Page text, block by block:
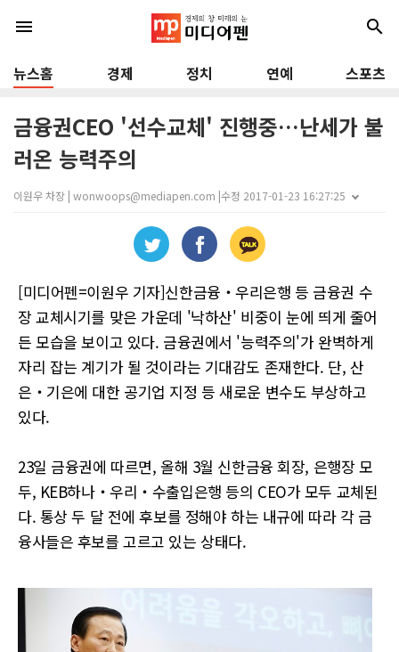
menu search
뉴스홈 경제 정치 연예 스포츠
금융권CEO '선수교체' 진행중…난세가 불
러온 능력주의
이원우 차장 | wonwoops@mediapen.com |수정 2017-01-23 16:27:25
[미디어펜=이원우 기자]신한금융‧우리은행 등 금융권 수
장 교체시기를 맞은 가운데 '낙하산' 비중이 눈에 띄게 줄어
든 모습을 보이고 있다. 금융권에서 '능력주의'가 완벽하게
자리 잡는 계기가 될 것이라는 기대감도 존재한다. 단, 산
은‧기은에 대한 공기업 지정 등 새로운 변수도 부상하고
있다.
23일 금융권에 따르면, 올해 3월 신한금융 회장, 은행장 모
두, KEB하나‧우리‧수출입은행 등의 CEO가 모두 교체된
다. 통상 두 달 전에 후보를 정해야 하는 내규에 따라 각 금
융사들은 후보를 고르고 있는 상태다.